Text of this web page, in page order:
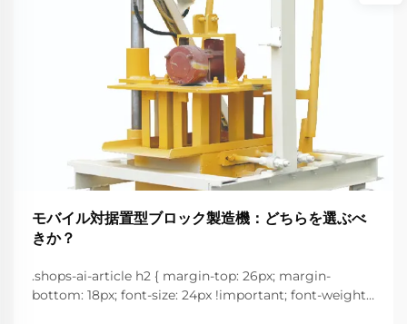
モバイル対据置型ブロック製造機：どちらを選ぶべ
きか？
.shops-ai-article h2 { margin-top: 26px; margin-
bottom: 18px; font-size: 24px !important; font-weight: